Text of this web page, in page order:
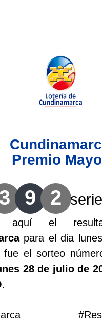
de Bogotá
de Risaralda
de Santander
del Cauca
de Boyaca
de Colombia
Día
Premio
3 9 2 serie
aquí el
para el dia
fue el sorteo
28 de julio de
.